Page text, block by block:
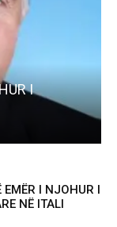
2025
I NJOHUR I
NË ITALI